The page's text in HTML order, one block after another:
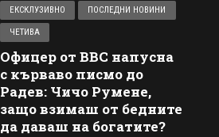
ЕКСКЛУЗИВНО ПОСЛЕДНИ НОВИНИ
ЧЕТИВА
Офицер от ВВС напусна
с кърваво писмо до
Радев: Чичо Румене,
защо взимаш от бедните
да даваш на богатите?